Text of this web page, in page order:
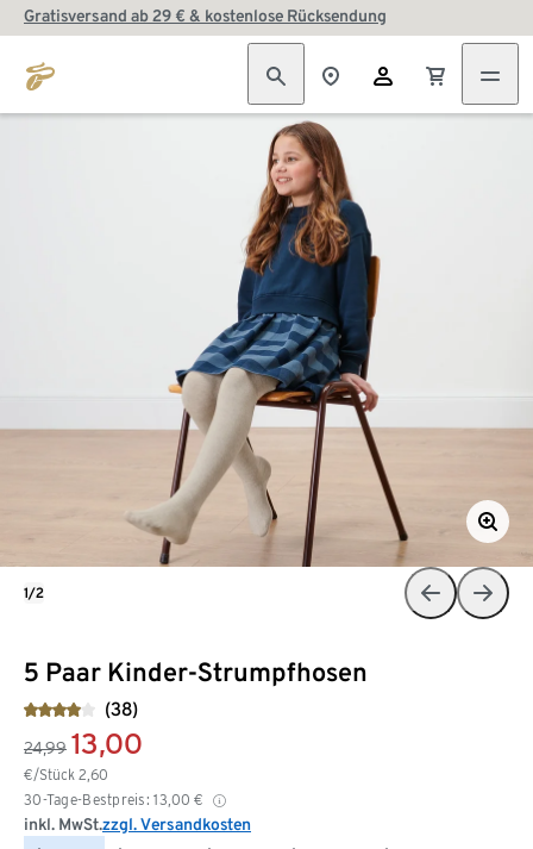
Gratisversand ab 29 € & kostenlose Rücksendung
5 Paar Kinder-Strumpfhosen
(38)
24,99 13,00
€/Stück 2,60
30-Tage-Bestpreis: 13,00 €
inkl. MwSt.zzgl. Versandkosten
1/2